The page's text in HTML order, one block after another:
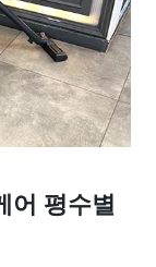
어 평수별